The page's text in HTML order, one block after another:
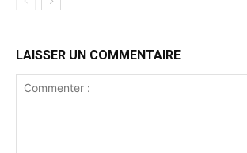
LAISSER UN COMMENTAIRE